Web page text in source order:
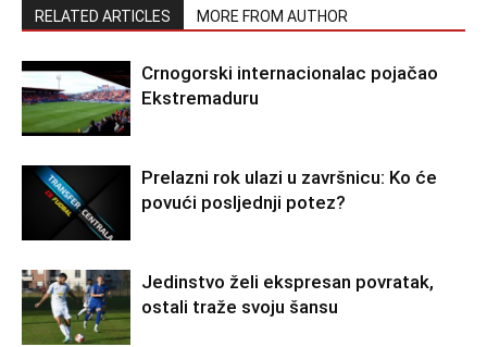
RELATED ARTICLES MORE FROM AUTHOR
Crnogorski internacionalac pojačao
Ekstremaduru
Prelazni rok ulazi u završnicu: Ko će
povući posljednji potez?
Jedinstvo želi ekspresan povratak,
ostali traže svoju šansu